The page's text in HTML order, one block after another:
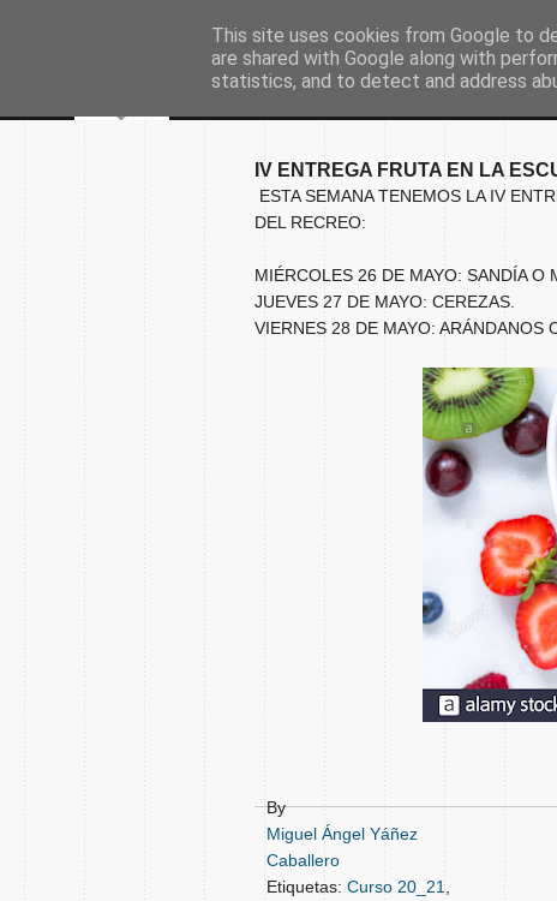
IV ENTREGA FRUTA EN LA
ESTA SEMANA TENEMOS LA IV
DEL RECREO:
MIÉRCOLES 26 DE MAYO: SANDÍA O
JUEVES 27 DE MAYO: CEREZAS.
VIERNES 28 DE MAYO: ARÁNDANOS
By
Miguel Ángel Yáñez
Caballero
Etiquetas: Curso 20_21
This site uses cookies from Google to
are shared with Google along with
statistics, and to detect and address